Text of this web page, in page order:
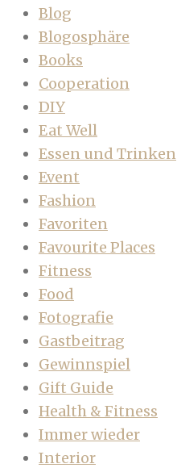
Blog
Blogosphäre
Books
Cooperation
DIY
Eat Well
Essen und Trinken
Event
Fashion
Favoriten
Favourite Places
Fitness
Food
Fotografie
Gastbeitrag
Gewinnspiel
Gift Guide
Health & Fitness
Immer wieder
Interior